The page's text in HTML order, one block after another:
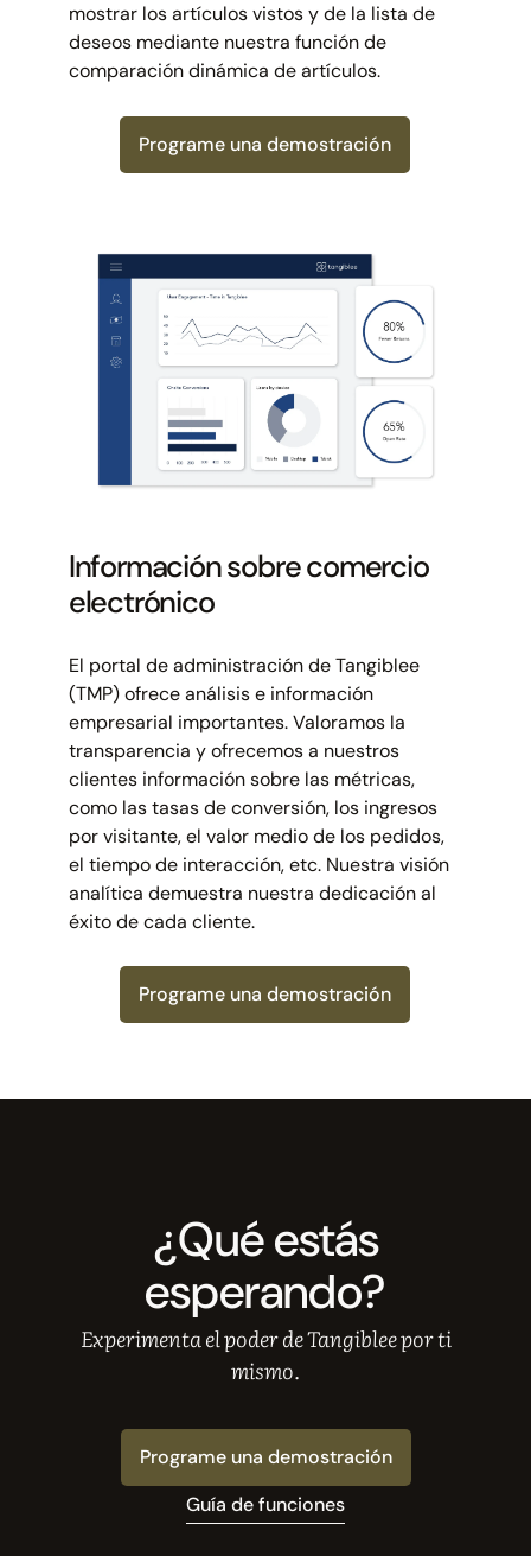
mostrar los artículos vistos y de la lista de
deseos mediante nuestra función de
comparación dinámica de artículos.
Programe una demostración
Información sobre comercio
electrónico
El portal de administración de Tangiblee
(TMP) ofrece análisis e información
empresarial importantes. Valoramos la
transparencia y ofrecemos a nuestros
clientes información sobre las métricas,
como las tasas de conversión, los ingresos
por visitante, el valor medio de los pedidos,
el tiempo de interacción, etc. Nuestra visión
analítica demuestra nuestra dedicación al
éxito de cada cliente.
Programe una demostración
¿Qué estás
esperando?
Experimenta el poder de Tangiblee por ti
mismo.
Programe una demostración
Guía de funciones